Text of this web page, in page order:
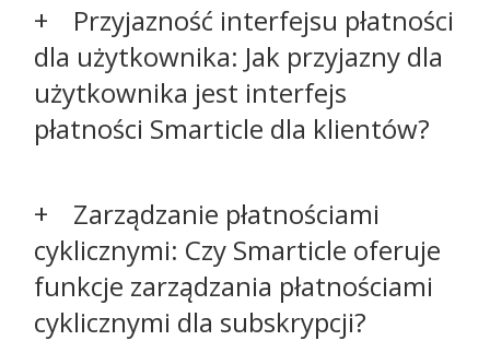
Przyjazność interfejsu płatności
dla użytkownika: Jak przyjazny dla
użytkownika jest interfejs
płatności Smarticle dla klientów?
Zarządzanie płatnościami
cyklicznymi: Czy Smarticle oferuje
funkcje zarządzania płatnościami
cyklicznymi dla subskrypcji?